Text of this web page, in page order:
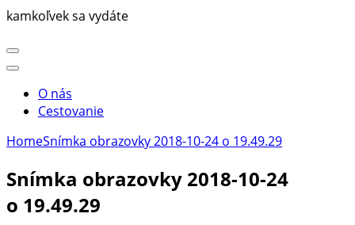
kamkoľvek sa vydáte
O nás
Cestovanie
HomeSnímka obrazovky 2018-10-24 o 19.49.29
Snímka obrazovky 2018-10-24
o 19.49.29